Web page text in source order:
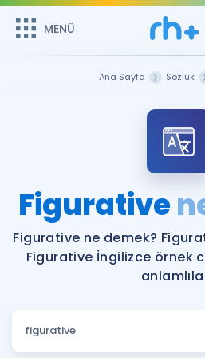
MENÜ
ÜYE
Sepetin Şu
Remzi Hoca ile seni sınava
bekliyor!
MENÜ
Katılımcı Görüşleri
Faydalı Araçlar
Sözlük
Hakkımızda
Ana Sayfa Sözlük
Figurative
Figurative ne demek?
Figurative İngilizce örnek